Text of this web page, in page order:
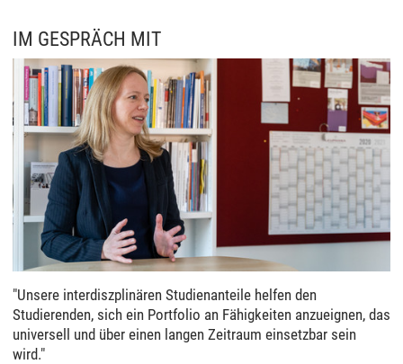
IM GESPRÄCH MIT
"Unsere interdiszplinären Studienanteile helfen den
Studierenden, sich ein Portfolio an Fähigkeiten anzueignen, das
universell und über einen langen Zeitraum einsetzbar sein
wird."